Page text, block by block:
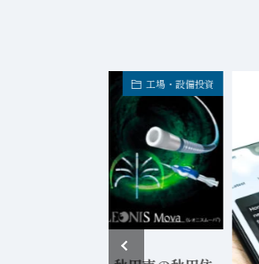
工場・設備投資